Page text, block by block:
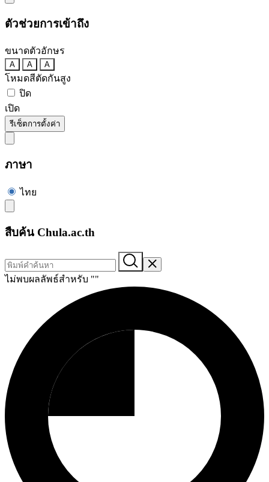
ตัวช่วยการเข้าถึง
ขนาดตัวอักษร
A A A
โหมดสีตัดกันสูง
ปิด
เปิด
รีเซ็ตการตั้งค่า
ภาษา
ไทย
สืบค้น Chula.ac.th
ไม่พบผลลัพธ์สำหรับ ""